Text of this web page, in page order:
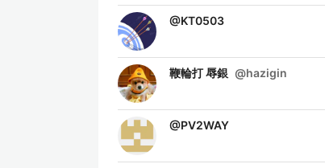
@KT0503
鞭輪打 辱銀 @hazigin
@PV2WAY